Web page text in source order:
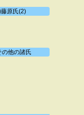
原氏(2)
他の諸氏